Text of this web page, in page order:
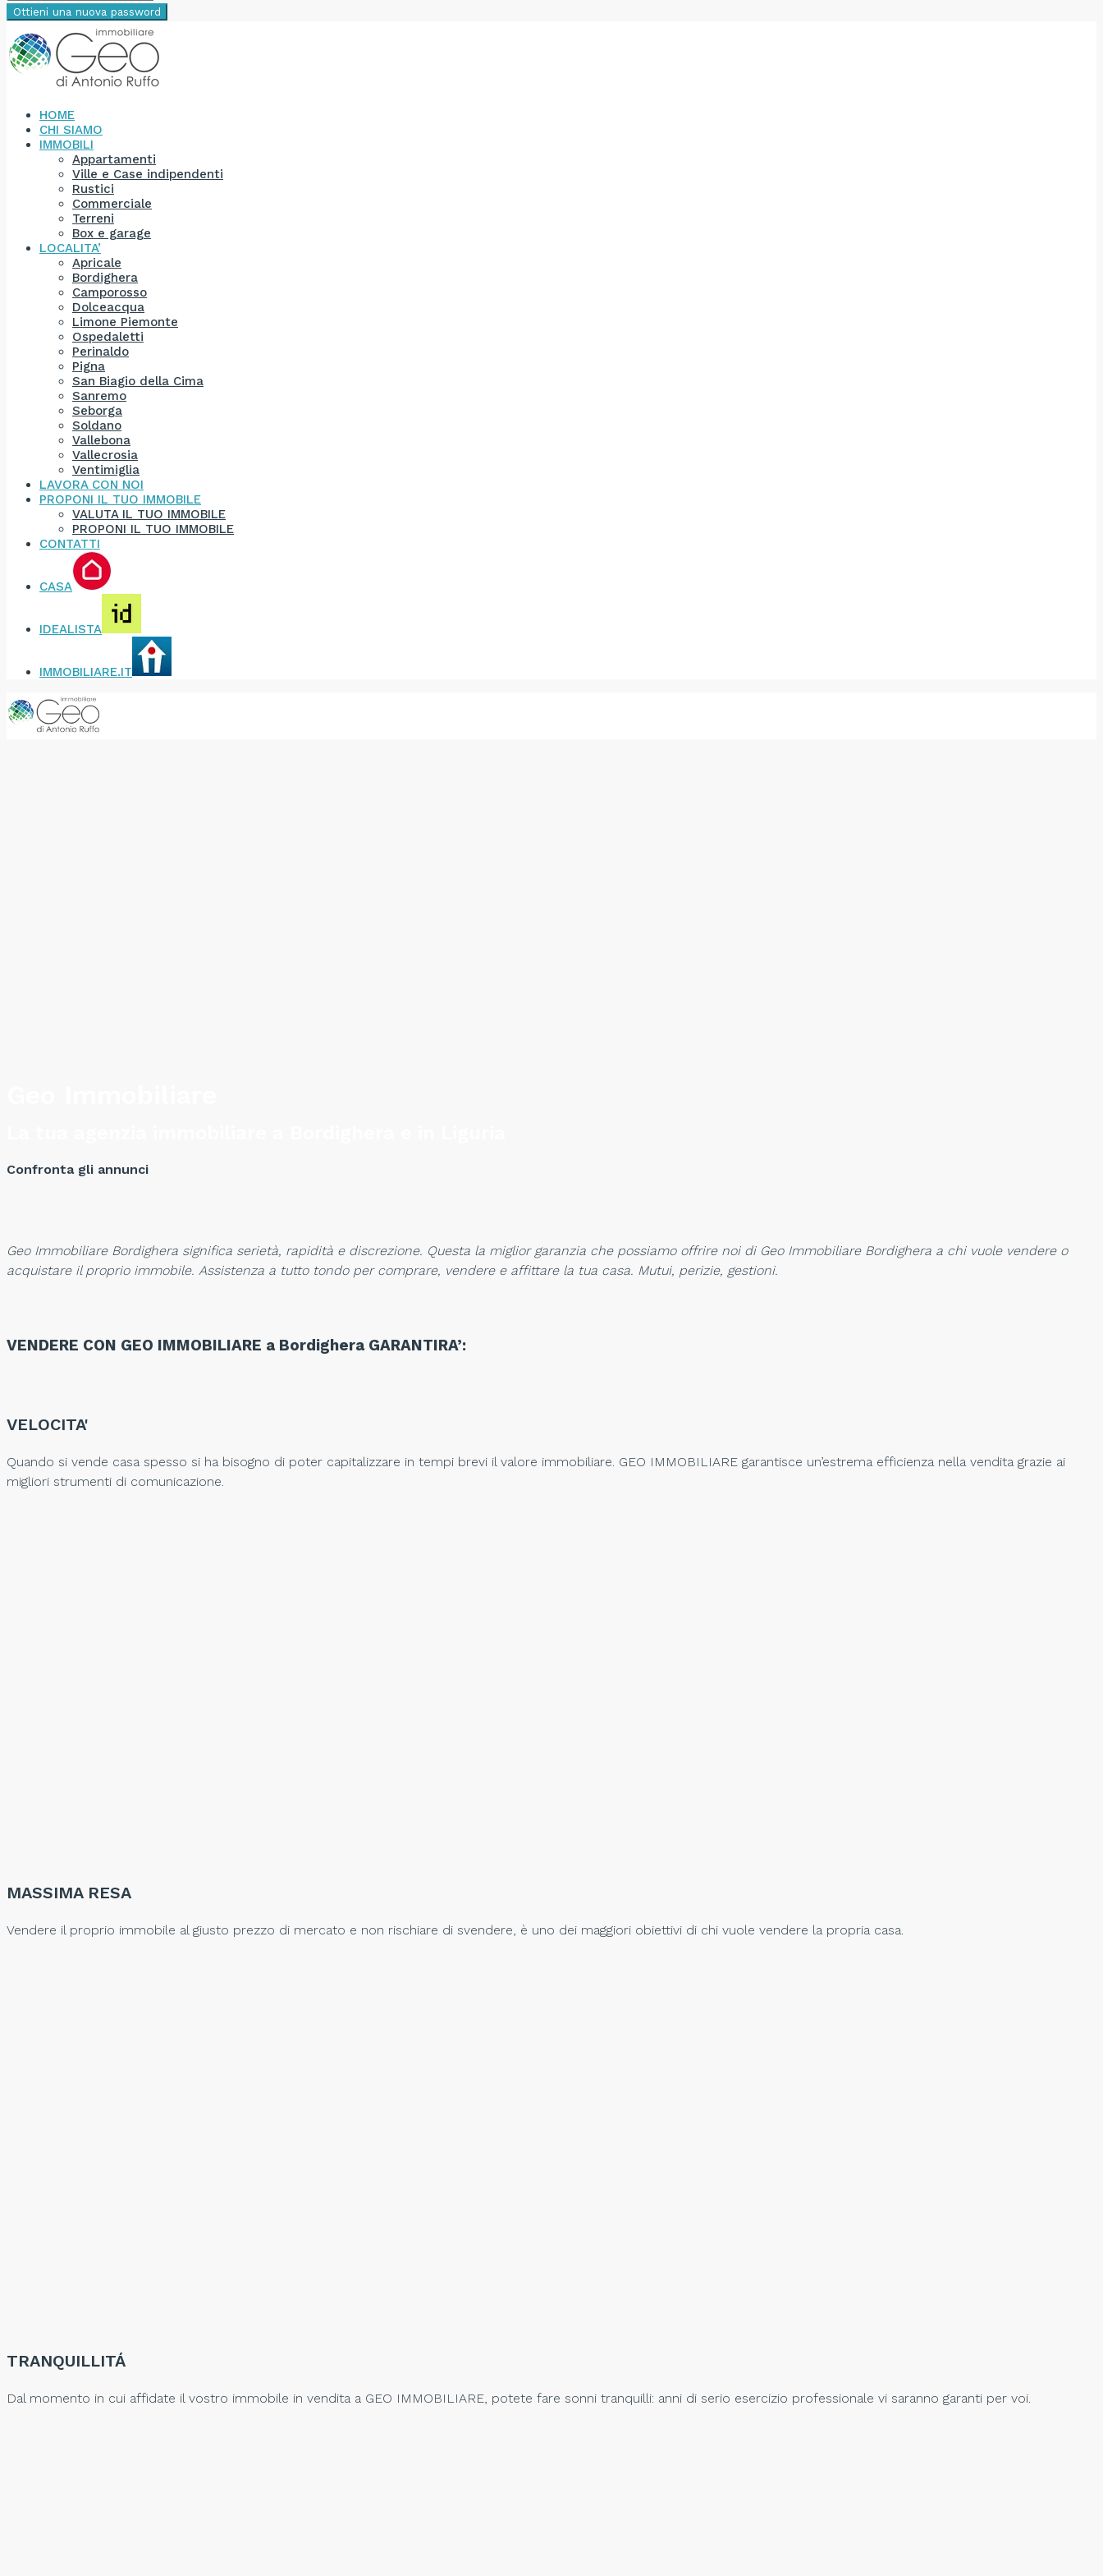
Ottieni una nuova password
HOME
CHI SIAMO
IMMOBILI
Appartamenti
Ville e Case indipendenti
Rustici
Commerciale
Terreni
Box e garage
LOCALITA’
Apricale
Bordighera
Camporosso
Dolceacqua
Limone Piemonte
Ospedaletti
Perinaldo
Pigna
San Biagio della Cima
Sanremo
Seborga
Soldano
Vallebona
Vallecrosia
Ventimiglia
LAVORA CON NOI
PROPONI IL TUO IMMOBILE
VALUTA IL TUO IMMOBILE
PROPONI IL TUO IMMOBILE
CONTATTI
CASA
IDEALISTA
IMMOBILIARE.IT
Confronta gli annunci
Geo Immobiliare Bordighera significa serietà, rapidità e discrezione. Questa la miglior garanzia che possiamo offrire noi di Geo Immobiliare Bordighera a chi vuole vendere o
acquistare il proprio immobile. Assistenza a tutto tondo per comprare, vendere e affittare la tua casa. Mutui, perizie, gestioni.
VENDERE CON GEO IMMOBILIARE a Bordighera GARANTIRA’:
VELOCITA'
Quando si vende casa spesso si ha bisogno di poter capitalizzare in tempi brevi il valore immobiliare. GEO IMMOBILIARE garantisce un’estrema efficienza nella vendita grazie ai
migliori strumenti di comunicazione.
MASSIMA RESA
Vendere il proprio immobile al giusto prezzo di mercato e non rischiare di svendere, è uno dei maggiori obiettivi di chi vuole vendere la propria casa.
TRANQUILLITÁ
Dal momento in cui affidate il vostro immobile in vendita a GEO IMMOBILIARE, potete fare sonni tranquilli: anni di serio esercizio professionale vi saranno garanti per voi.